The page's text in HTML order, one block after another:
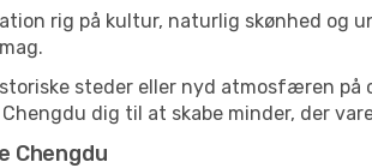
rig på kultur, naturlig skønhed
steder eller nyd atmosfæren
dig til at skabe minder, der
Chengdu